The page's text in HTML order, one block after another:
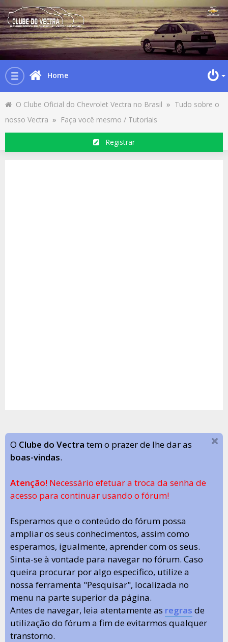
Toggle
navigation
Home
O Clube Oficial do Chevrolet Vectra no Brasil » Tudo sobre o
nosso Vectra » Faça você mesmo / Tutoriais
Registrar
O Clube do Vectra tem o prazer de lhe dar as
boas-vindas.
Atenção! Necessário efetuar a troca da senha de
acesso para continuar usando o fórum!
Esperamos que o conteúdo do fórum possa
ampliar os seus conhecimentos, assim como
esperamos, igualmente, aprender com os seus.
Sinta-se à vontade para navegar no fórum. Caso
queira procurar por algo especifico, utilize a
nossa ferramenta "Pesquisar", localizada no
menu na parte superior da página.
Antes de navegar, leia atentamente as regras de
utilização do fórum a fim de evitarmos qualquer
transtorno.